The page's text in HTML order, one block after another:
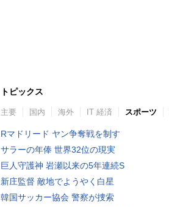
トピックス
主要 国内 海外 IT 経済 スポーツ
Rマドリード ヤン争奪戦を制す
サラーの年俸 世界32位の現実
巨人守護神 岩瀬以来の5年連続S
新庄監督 敵地でようやく白星
韓国サッカー協会 警察が捜索